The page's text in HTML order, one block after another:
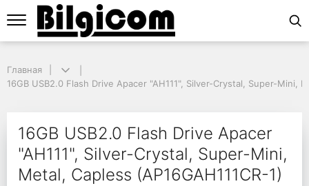
16GB USB2.0 Flash Drive Apacer "AH111", Silver-Crystal, Super-Mini,
16GB USB2.0 Flash
Главная
16GB USB2.0 Flash Drive Apacer "AH111", Silver-Crystal, Super-Mini,
16GB USB2.0 Flash Drive Apacer
"AH111", Silver-Crystal, Super-Mini,
Metal, Capless (AP16GAH111CR-1)